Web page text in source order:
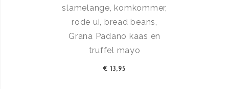
slamelange, komkommer,
rode ui, bread beans,
Grana Padano kaas en
truffel mayo
€ 13,95